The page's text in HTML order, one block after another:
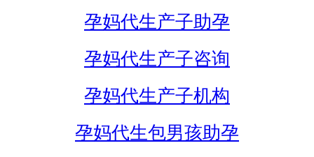
孕妈代生产子助孕
孕妈代生产子咨询
孕妈代生产子机构
孕妈代生包男孩助孕